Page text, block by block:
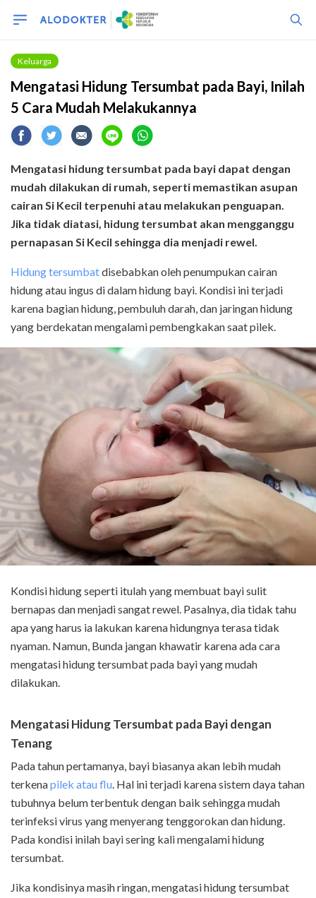
Keluarga
Mengatasi Hidung Tersumbat pada Bayi, Inilah
5 Cara Mudah Melakukannya
Mengatasi hidung tersumbat pada bayi dapat dengan
mudah dilakukan di rumah, seperti memastikan asupan
cairan Si Kecil terpenuhi atau melakukan penguapan.
Jika tidak diatasi, hidung tersumbat akan mengganggu
pernapasan Si Kecil sehingga dia menjadi rewel.
Hidung tersumbatdisebabkan oleh penumpukan cairan
hidung atau ingus di dalam hidung bayi. Kondisi ini terjadi
karena bagian hidung, pembuluh darah, dan jaringan hidung
yang berdekatan mengalami pembengkakan saat pilek.
Kondisi hidung seperti itulah yang membuat bayi sulit
bernapas dan menjadi sangat rewel. Pasalnya, dia tidak tahu
apa yang harus ia lakukan karena hidungnya terasa tidak
nyaman. Namun, Bunda jangan khawatir karena ada cara
mengatasi hidung tersumbat pada bayi yang mudah
dilakukan.
Mengatasi Hidung Tersumbat pada Bayi dengan
Tenang
Pada tahun pertamanya, bayi biasanya akan lebih mudah
terkenapilek atau flu. Hal ini terjadi karena sistem daya tahan
tubuhnya belum terbentuk dengan baik sehingga mudah
terinfeksi virus yang menyerang tenggorokan dan hidung.
Pada kondisi inilah bayi sering kali mengalami hidung
tersumbat.
Jika kondisinya masih ringan, mengatasi hidung tersumbat